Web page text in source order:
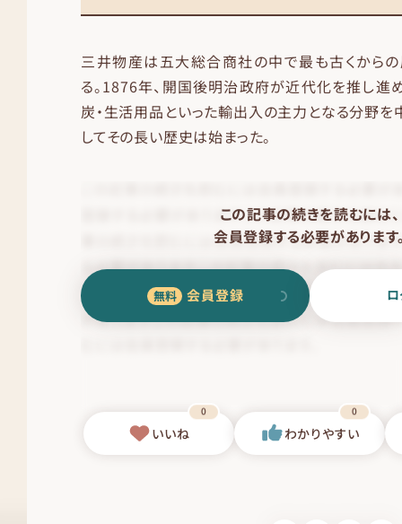
三井物産は五大総合商社の中で最も古くから
る。1876年、開国後明治政府が近代化を推し進
炭・生活用品といった輸出入の主力となる分野
してその長い歴史は始まった。
この記事の続きを読むには、
会員登録する必要があります
会員登録
いいね
0
わかりやすい
0